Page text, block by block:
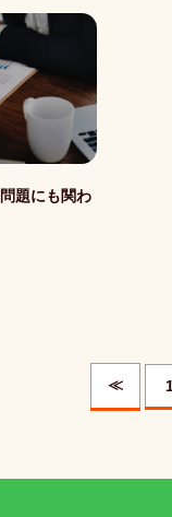
題にも関わ
≪